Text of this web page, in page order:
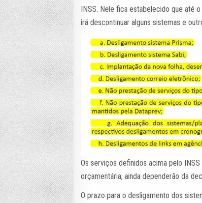
INSS. Nele fica estabelecido que até
irá descontinuar alguns sistemas e
Os serviços definidos acima pelo
orçamentária, ainda dependerão da
O prazo para o desligamento dos